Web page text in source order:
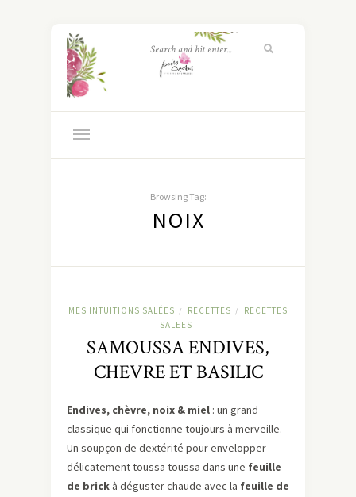
Browsing Tag:
NOIX
MES INTUITIONS SALÉES / RECETTES /
RECETTES
SALEES
SAMOUSSA ENDIVES,
CHEVRE ET BASILIC
Endives, chèvre, noix & miel : un grand
classique qui fonctionne toujours à merveille.
Un soupçon de dextérité pour envelopper
délicatement toussa toussa dans une feuille
de brick à déguster chaude avec la feuille de